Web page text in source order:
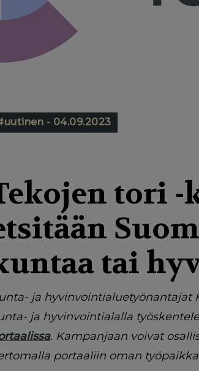
- 04.09.2023
tori -
tai
ja hyvinvointialuetyönantajat
ja hyvinvointialalla
. Kampanjaan voivat
portaaliin oman